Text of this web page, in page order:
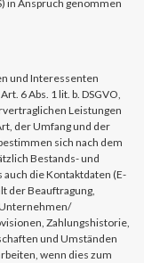
in Anspruch genommen
und Interessenten
6 Abs. 1 lit. b. DSGVO,
Leistungen
der Umfang und der
sich nach dem
Bestands- und
die Kontaktdaten (E-
der Beauftragung,
Zahlungshistorie,
und Umständen
wenn dies zum